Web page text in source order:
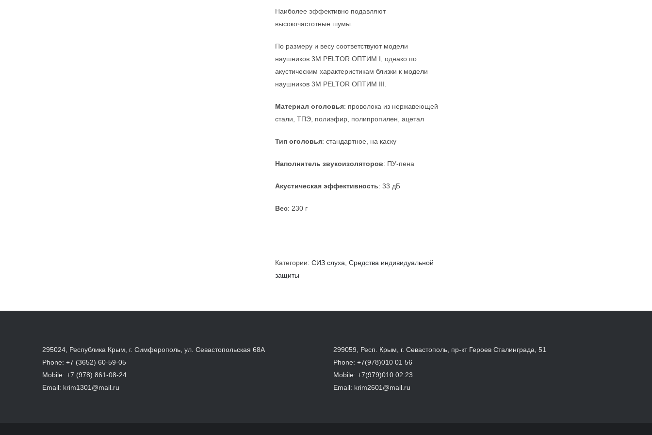
Наиболее эффективно подавляют
высокочастотные шумы.
По размеру и весу соответствуют модели
наушников 3М PELTOR ОПТИМ I, однако по
акустическим характеристикам близки к модели
наушников 3М PELTOR ОПТИМ III.
Материал оголовья: проволока из нержавеющей
стали, ТПЭ, полиэфир, полипропилен, ацетал
Тип оголовья: стандартное, на каску
Наполнитель звукоизоляторов: ПУ-пена
Акустическая эффективность: 33 дБ
Вес: 230 г
Категории: СИЗ слуха Средства индивидуальной
защиты
295024, Республика Крым, г. Симферополь, ул. Севастопольская 68А
Phone: +7 (3652) 60-59-05
Mobile: +7 (978) 861-08-24
Email: krim1301@mail.ru
299059, Респ. Крым, г. Севастополь, пр-кт Героев Сталинграда, 51
Phone: +7(978)010 01 56
Mobile: +7(979)010 02 23
Email: krim2601@mail.ru